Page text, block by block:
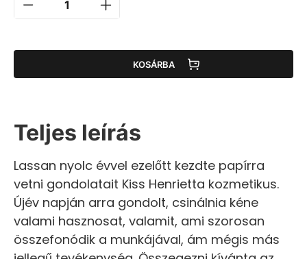
KOSÁRBA
Teljes leírás
Lassan nyolc évvel ezelőtt kezdte papírra
vetni gondolatait Kiss Henrietta kozmetikus.
Újév napján arra gondolt, csinálnia kéne
valami hasznosat, valamit, ami szorosan
összefonódik a munkájával, ám mégis más